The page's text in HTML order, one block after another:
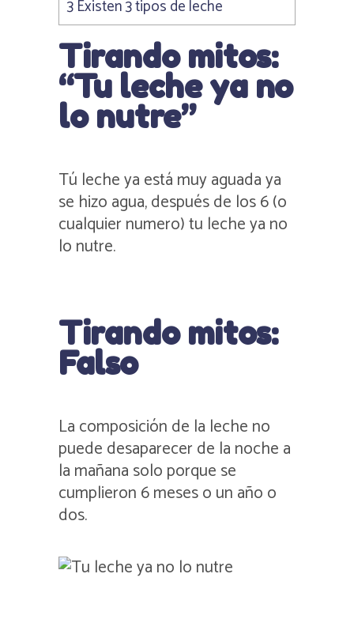
3Existen 3 tipos de leche
Tirando mitos:
“Tu leche ya no
lo nutre”
Tú leche ya está muy aguada ya
se hizo agua, después de los 6 (o
cualquier numero) tu leche ya no
lo nutre.
Tirando mitos:
Falso
La composición de la leche no
puede desaparecer de la noche a
la mañana solo porque se
cumplieron 6 meses o un año o
dos.